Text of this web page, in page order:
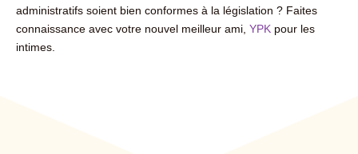
administratifs soient bien conformes à la législation ? Faites
connaissance avec votre nouvel meilleur ami, YPK pour les
intimes.